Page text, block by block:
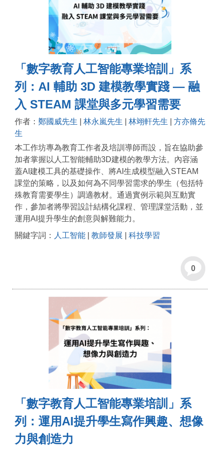
「數字教育人工智能專業培訓」系
列：AI 輔助 3D 建模教學實踐 — 融
入 STEAM 課堂與多元學習需要
作者： 鄭國威先生 林永嵐先生 林翊軒先生
方亦脩先
生
本工作坊專為教育工作者及培訓導師而設，旨在協助參
加者掌握以人工智能輔助3D建模的教學方法。內容涵
蓋AI建模工具的基礎操作、將AI生成模型融入STEAM
課堂的策略，以及如何為不同學習需求的學生（包括特
殊教育需要學生）調適教材。通過實例示範與互動實
作，參加者將學習設計結構化課程、管理課堂活動，並
運用AI提升學生的創意與解難能力。
關鍵字詞： 人工智能 教師發展 科技學習
0
「數字教育人工智能專業培訓」系
列：運用AI提升學生寫作興趣、想像
力與創造力